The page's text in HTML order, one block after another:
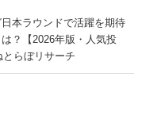
本ラウンドで活躍を期待
？【2026年版・人気投
らぼリサーチ